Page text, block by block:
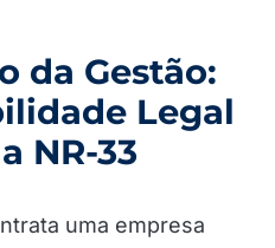
da Gestão:
Legal
NR-33
uma empresa